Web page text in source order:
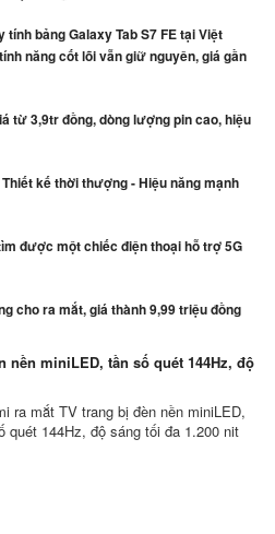
bảng Galaxy Tab S7 FE tại Việt
năng cốt lõi vẫn giữ nguyên, giá gần
từ 3,9tr đồng, dòng lượng pin cao, hiệu
kế thời thượng - Hiệu năng mạnh
được một chiếc điện thoại hỗ trợ 5G
cho ra mắt, giá thành 9,99 triệu đồng
nền miniLED, tần số quét 144Hz, độ
ra mắt TV trang bị đèn nền miniLED,
quét 144Hz, độ sáng tối đa 1.200 nit